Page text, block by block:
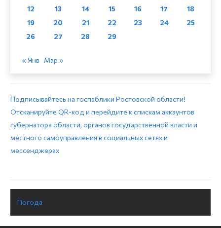
12
13 14 15 16 17
18
19
20 21 22 23 24
25
26
27 28 29
« Янв Мар »
Подписывайтесь на госпаблики Ростовской области!
Отсканируйте QR-код и перейдите к спискам аккаунтов
губернатора области, органов государственной власти и
местного самоуправления в социальных сетях и
мессенджерах
Погода